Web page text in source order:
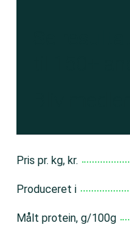
Pris pr. kg, kr.
Produceret i
Målt protein, g/100g